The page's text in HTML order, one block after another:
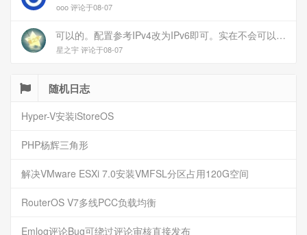
ooo 评论于08-07
可以的。配置参考IPv4改为IPv6即可。实在不会可以用wireguard，这个简单和稳定
星之宇 评论于08-07
随机日志
Hyper-V安装iStoreOS
PHP杨辉三角形
解决VMware ESXi 7.0安装VMFSL分区占用120G空间
RouterOS V7多线PCC负载均衡
Emlog评论Bug可绕过评论审核直接发布